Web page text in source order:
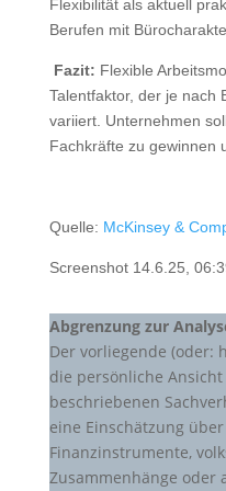
Flexibilität als aktuell
Berufen mit
Fazit: Flexible
Talentfaktor, der je nach
variiert. Unternehmen
Fachkräfte zu gewinnen
Quelle: McKinsey &
Screenshot 14.6.25,
Abgrenzung zur
Der vorliegende (oder:
die persönliche
beschriebenen
eine Einschätzung
Finanzinstrumente,
Zusammenhänge oder